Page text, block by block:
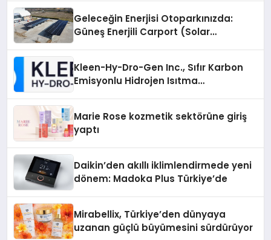
Geleceğin Enerjisi Otoparkınızda:
Güneş Enerjili Carport (Solar
Kleen-Hy-Dro-Gen Inc., Sıfır Karbon
Emisyonlu Hidrojen Isıtma
Marie Rose kozmetik sektörüne giriş
yaptı
Daikin’den akıllı iklimlendirmede yeni
dönem: Madoka Plus Türkiye’de
Mirabellix, Türkiye’den dünyaya
uzanan güçlü büyümesini sürdürüyor